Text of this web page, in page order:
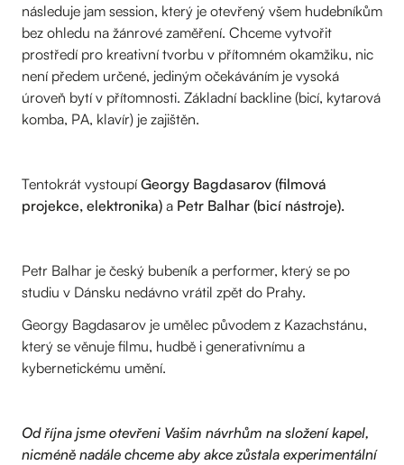
následuje jam session, který je otevřený všem hudebníkům
bez ohledu na žánrové zaměření. Chceme vytvořit
prostředí pro kreativní tvorbu v přítomném okamžiku, nic
není předem určené, jediným očekáváním je vysoká
úroveň bytí v přítomnosti. Základní backline (bicí, kytarová
komba, PA, klavír) je zajištěn.
Tentokrát vystoupíGeorgy Bagdasarov (filmová
projekce, elektronika) a Petr Balhar (bicí nástroje).
Petr Balhar je český bubeník a performer, který se po
studiu v Dánsku nedávno vrátil zpět do Prahy.
Georgy Bagdasarov je umělec původem z Kazachstánu,
který se věnuje filmu, hudbě i generativnímu a
kybernetickému umění.
Od října jsme otevřeni Vašim návrhům na složení kapel,
nicméně nadále chceme aby akce zůstala experimentální